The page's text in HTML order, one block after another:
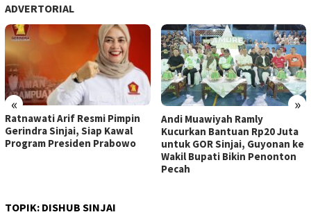
ADVERTORIAL
« »
Ratnawati Arif Resmi Pimpin
Gerindra Sinjai, Siap Kawal
Program Presiden Prabowo
Andi Muawiyah Ramly
Kucurkan Bantuan Rp20 Juta
untuk GOR Sinjai, Guyonan ke
Wakil Bupati Bikin Penonton
Pecah
TOPIK: DISHUB SINJAI